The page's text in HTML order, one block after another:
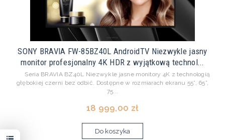
SONY BRAVIA FW-85BZ40L AndroidTV Niezwykle jasny
monitor profesjonalny 4K HDR z wyjątkową technol...
Seria BRAVIA BZ40L Niezwykle jasne monitory 4K z technologią
głębokiej czerni bez odbić. Dostępne w rozmiarach ekranu 55”, 65”,
75...
18 999,00 zł
Do koszyka